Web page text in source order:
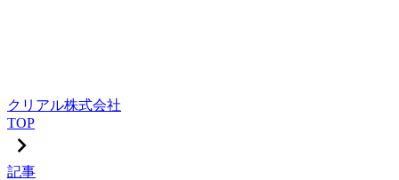
クリアル株式会社
TOP
記事